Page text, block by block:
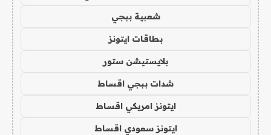
شعبية ببجي
بطاقات ايتونز
بلايستيشن ستور
شدات ببجي اقساط
ايتونز امريكي اقساط
ايتونز سعودي اقساط